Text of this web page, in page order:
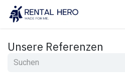
Zum Inhalt springen
Unsere Referenzen